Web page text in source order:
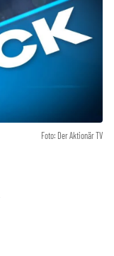
Foto: Der Aktionär TV